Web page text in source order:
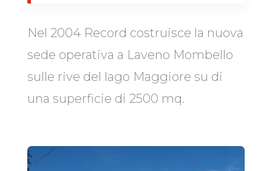
Nel 2004 Record costruisce la nuova
sede operativa a Laveno Mombello
sulle rive del lago Maggiore su di
una superficie di 2500 mq.